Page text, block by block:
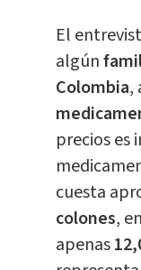
El
algún
Colombia,
precios es
cuesta
colones, en
apenas